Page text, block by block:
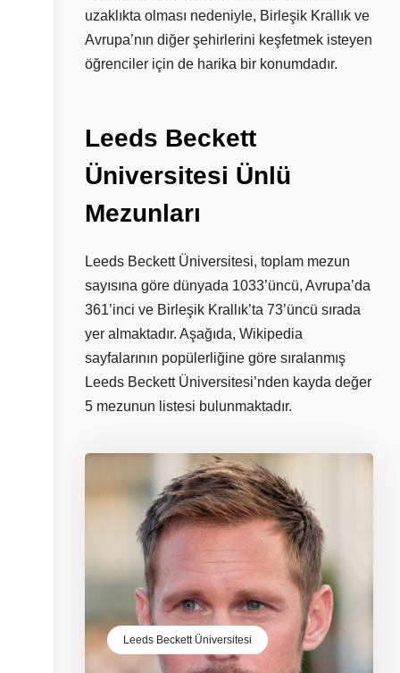
uzaklıkta olması nedeniyle, Birleşik Krallık ve
Avrupa’nın diğer şehirlerini keşfetmek isteyen
öğrenciler için de harika bir konumdadır.
Leeds Beckett
Üniversitesi Ünlü
Mezunları
Leeds Beckett Üniversitesi, toplam mezun
sayısına göre dünyada 1033’üncü, Avrupa’da
361’inci ve Birleşik Krallık’ta 73’üncü sırada
yer almaktadır. Aşağıda, Wikipedia
sayfalarının popülerliğine göre sıralanmış
Leeds Beckett Üniversitesi’nden kayda değer
5 mezunun listesi bulunmaktadır.
Leeds Beckett Üniversitesi